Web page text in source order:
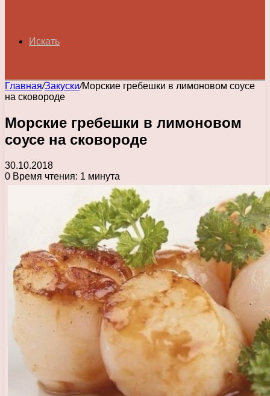
Искать
Главная/Закуски/Морские гребешки в лимоновом соусе
на сковороде
Морские гребешки в лимоновом
соусе на сковороде
30.10.2018
0 Время чтения: 1 минута